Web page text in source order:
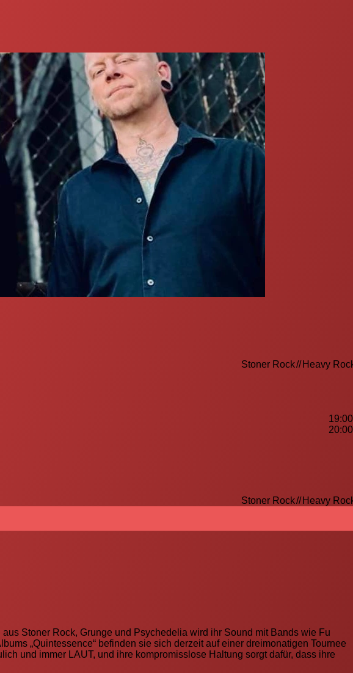
Stoner Rock// Heavy
19:00
20:00
Stoner Rock// Heavy
Stoner Rock, Grunge und Psychedelia wird ihr Sound mit Bands wie Fu
„Quintessence“ befinden sie sich derzeit auf einer dreimonatigen Tournee
und immer LAUT, und ihre kompromisslose Haltung sorgt dafür, dass ihre